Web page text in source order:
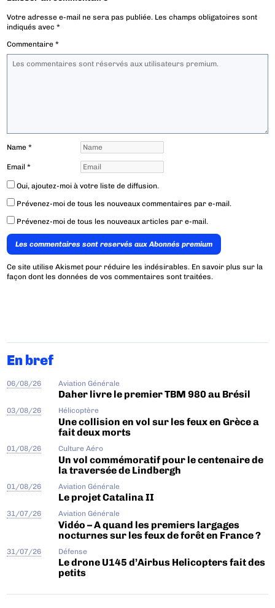
Votre adresse e-mail ne sera pas publiée. Les champs obligatoires sont
indiqués avec*
Commentaire*
Name*
Email*
Oui, ajoutez-moi à votre liste de diffusion.
Prévenez-moi de tous les nouveaux commentaires par e-mail.
Prévenez-moi de tous les nouveaux articles par e-mail.
Les commentaires sont reservés aux Abonnés premium
Ce site utilise Akismet pour réduire les indésirables. En savoir plus sur la
façon dont les données de vos commentaires sont traitées.
En bref
06/08/26 Aviation Générale
Daher livre le premier TBM 980 au Brésil
03/08/26 Hélicoptère
Une collision en vol sur les feux en Grèce a
fait deux morts
01/08/26 Culture Aéro
Un vol commémoratif pour le centenaire de
la traversée de Lindbergh
01/08/26 Aviation Générale
Le projet Catalina II
31/07/26 Aviation Générale
Vidéo – A quand les premiers largages
nocturnes sur les feux de forêt en France ?
31/07/26 Défense
Le drone U145 d’Airbus Helicopters fait des
petits